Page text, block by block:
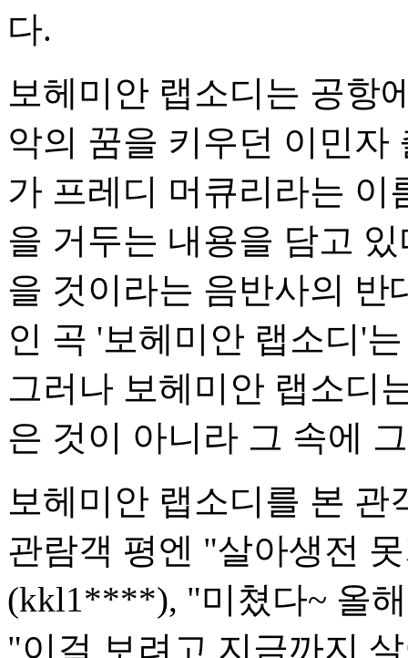
다.
보헤미안 랩소디는 공항
악의 꿈을 키우던 이민
가 프레디 머큐리라는 이
을 거두는 내용을 담고
을 것이라는 음반사의 반
인 곡 '보헤미안 랩소디'
그러나 보헤미안 랩소디
은 것이 아니라 그 속에
보헤미안 랩소디를 본 관
관람객 평엔 "살아생전
(kkl1****), "미쳤다~ 올
"이걸 보려고 지금까지